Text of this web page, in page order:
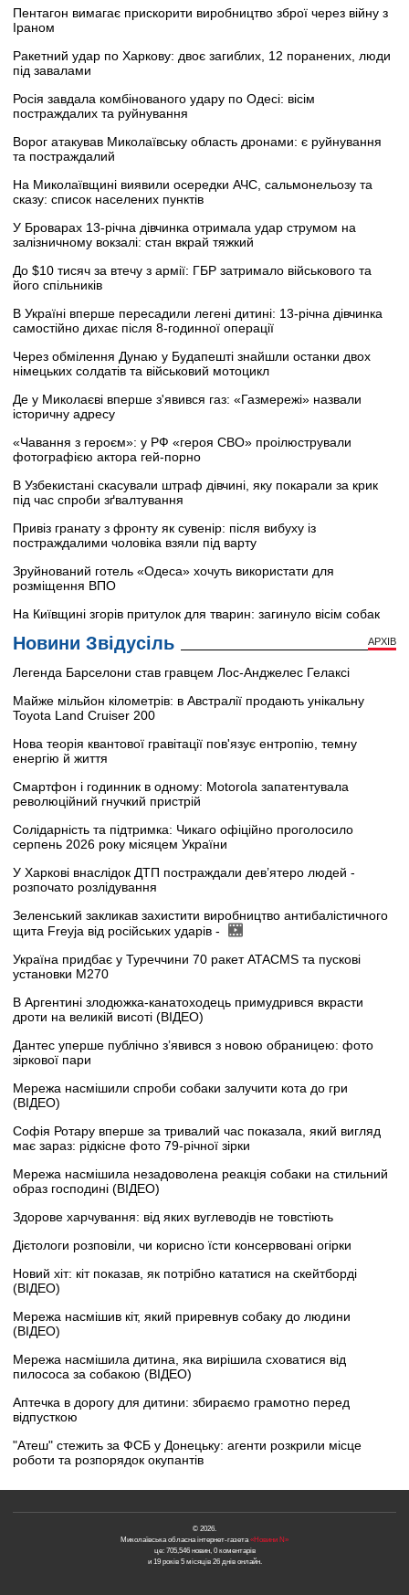
Пентагон вимагає прискорити виробництво зброї через війну з
Іраном
Ракетний удар по Харкову: двоє загиблих, 12 поранених, люди
під завалами
Росія завдала комбінованого удару по Одесі: вісім
постраждалих та руйнування
Ворог атакував Миколаївську область дронами: є руйнування
та постраждалий
На Миколаївщині виявили осередки АЧС, сальмонельозу та
сказу: список населених пунктів
У Броварах 13-річна дівчинка отримала удар струмом на
залізничному вокзалі: стан вкрай тяжкий
До $10 тисяч за втечу з армії: ГБР затримало військового та
його спільників
В Україні вперше пересадили легені дитині: 13-річна дівчинка
самостійно дихає після 8-годинної операції
Через обмілення Дунаю у Будапешті знайшли останки двох
німецьких солдатів та військовий мотоцикл
Де у Миколаєві вперше з'явився газ: «Газмережі» назвали
історичну адресу
«Чавання з героєм»: у РФ «героя СВО» проілюстрували
фотографією актора гей-порно
В Узбекистані скасували штраф дівчині, яку покарали за крик
під час спроби зґвалтування
Привіз гранату з фронту як сувенір: після вибуху із
постраждалими чоловіка взяли під варту
Зруйнований готель «Одеса» хочуть використати для
розміщення ВПО
На Київщині згорів притулок для тварин: загинуло вісім собак
Новини Звідусіль АРХІВ
Легенда Барселони став гравцем Лос-Анджелес Гелаксі
Майже мільйон кілометрів: в Австралії продають унікальну
Toyota Land Cruiser 200
Нова теорія квантової гравітації пов'язує ентропію, темну
енергію й життя
Смартфон і годинник в одному: Motorola запатентувала
революційний гнучкий пристрій
Солідарність та підтримка: Чикаго офіційно проголосило
серпень 2026 року місяцем України
У Харкові внаслідок ДТП постраждали дев’ятеро людей -
розпочато розлідування
Зеленський закликав захистити виробництво антибалістичного
щита Freyja від російських ударів -
Україна придбає у Туреччини 70 ракет ATACMS та пускові
установки M270
В Аргентині злодюжка-канатоходець примудрився вкрасти
дроти на великій висоті (ВІДЕО)
Дантес уперше публічно з’явився з новою обраницею: фото
зіркової пари
Мережа насмішили спроби собаки залучити кота до гри
(ВІДЕО)
Софія Ротару вперше за тривалий час показала, який вигляд
має зараз: рідкісне фото 79-річної зірки
Мережа насмішила незадоволена реакція собаки на стильний
образ господині (ВІДЕО)
Здорове харчування: від яких вуглеводів не товстіють
Дієтологи розповіли, чи корисно їсти консервовані огірки
Новий хіт: кіт показав, як потрібно кататися на скейтборді
(ВІДЕО)
Мережа насмішив кіт, який приревнув собаку до людини
(ВІДЕО)
Мережа насмішила дитина, яка вирішила сховатися від
пилососа за собакою (ВІДЕО)
Аптечка в дорогу для дитини: збираємо грамотно перед
відпусткою
"Атеш" стежить за ФСБ у Донецьку: агенти розкрили місце
роботи та розпорядок окупантів
© 2026.
Миколаївська обласна інтернет-газета«Новини N»
це: 705,546 новин, 0 коментарів
и 19 років 5 місяців 26 днів онлайн.